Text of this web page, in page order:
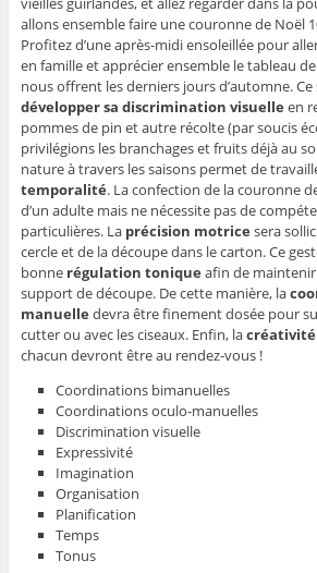
allons ensemble faire une couronne de Noël
Profitez d’une après-midi ensoleillée pour
en famille et apprécier ensemble le tableau
nous offrent les derniers jours d’automne. Ce
développer sa discrimination visuelle en
pommes de pin et autre récolte (par soucis
privilégions les branchages et fruits déjà au
nature à travers les saisons permet de
temporalité. La confection de la couronne
d’un adulte mais ne nécessite pas de
particulières. La précision motrice sera
cercle et de la découpe dans le carton. Ce
bonne régulation tonique afin de
support de découpe. De cette manière, la
manuelle devra être finement dosée pour
cutter ou avec les ciseaux. Enfin, lacréativité
chacun devront être au rendez-vous !
Coordinations bimanuelles
Coordinations oculo-manuelles
Discrimination visuelle
Expressivité
Imagination
Organisation
Planification
Temps
Tonus